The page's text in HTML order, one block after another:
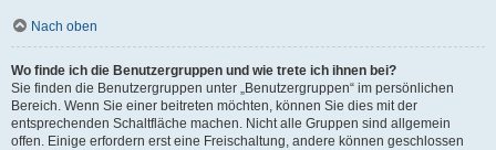
Nach oben
Wo finde ich die Benutzergruppen und wie trete ich ihnen bei?
Sie finden die Benutzergruppen unter „Benutzergruppen“ im persönlichen
Bereich. Wenn Sie einer beitreten möchten, können Sie dies mit der
entsprechenden Schaltfläche machen. Nicht alle Gruppen sind allgemein
offen. Einige erfordern erst eine Freischaltung, andere können geschlossen